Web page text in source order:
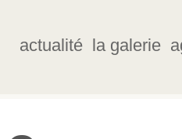
actualité la galerie